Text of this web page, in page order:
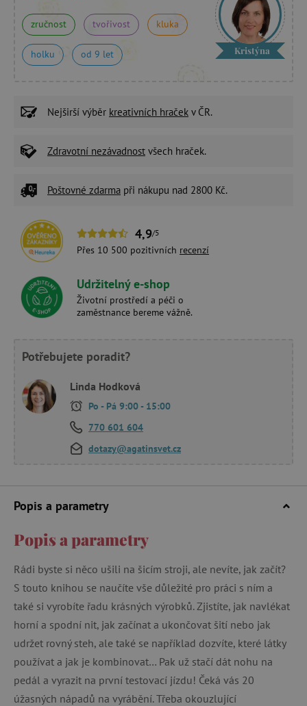
zručnost tvořivost kluka
holku od 9 let Kristýna
Nejširší výběr kreativních hraček v ČR.
Zdravotní nezávadnost všech hraček.
Poštovné zdarma při nákupu nad 2800 Kč.
4,9/5
Přes 10 500 pozitivních recenzí
Udržitelný e-shop
Životní prostředí a péči o
zaměstnance bereme vážně.
Potřebujete poradit?
Linda Hodková
Po - Pá 9:00 - 15:00
770 601 604
dotazy@agatinsvet.cz
Popis a parametry
Popis a parametry
Rádi byste si něco ušili na šicím stroji, ale nevíte, jak začít?
S touto knihou se naučíte vše důležité pro práci s ním a
také si vyrobíte řadu krásných výrobků. Zjistíte, jak navlékat
horní a spodní nit, jak začínat a ukončovat šití nebo jak
udržet rovný steh, ale také se například dozvíte, které látky
používat a jak je kombinovat… Pak už stačí dát nohu na
pedál a vyrazit na první testovací jízdu! Čeká vás 20
úžasných nápadů na vyrábění. Třeba okouzlující